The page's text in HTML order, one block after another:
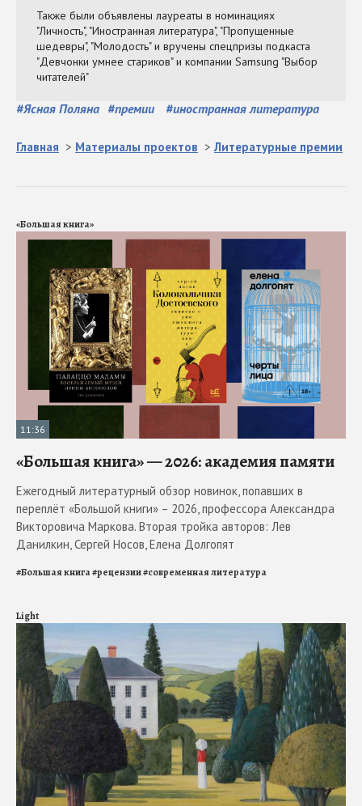
#Ясная Поляна #премии #иностранная литература
Главная > Материалы проектов >Литературные премии
«Большая книга»
11:36
«Большая книга» — 2026: академия памяти
Ежегодный литературный обзор новинок, попавших в
переплёт «Большой книги» – 2026, профессора Александра
Викторовича Маркова. Вторая тройка авторов: Лев
Данилкин, Сергей Носов, Елена Долгопят
#Большая книга#рецензии#современная литература
Light